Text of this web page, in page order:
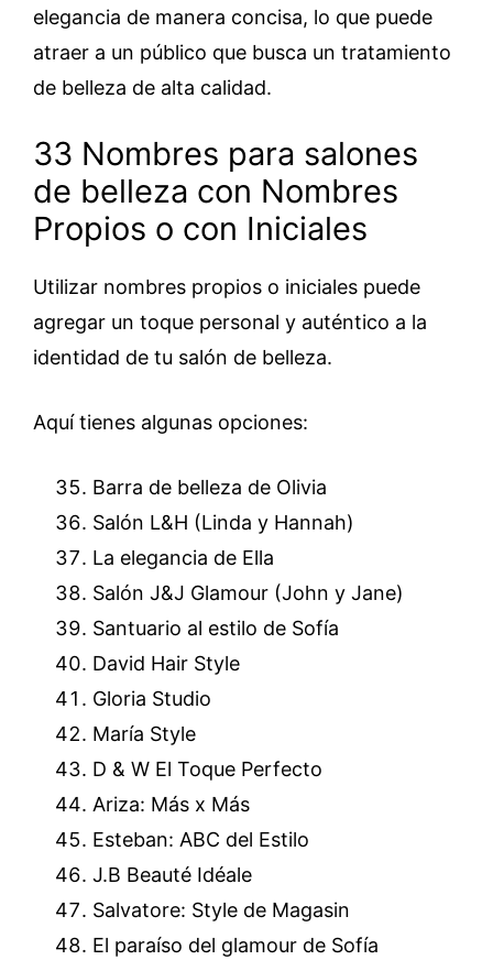
elegancia de manera concisa, lo que puede
atraer a un público que busca un tratamiento
de belleza de alta calidad.
33 Nombres para salones
de belleza con Nombres
Propios o con Iniciales
Utilizar nombres propios o iniciales puede
agregar un toque personal y auténtico a la
identidad de tu salón de belleza.
Aquí tienes algunas opciones:
Barra de belleza de Olivia
Salón L&H (Linda y Hannah)
La elegancia de Ella
Salón J&J Glamour (John y Jane)
Santuario al estilo de Sofía
David Hair Style
Gloria Studio
María Style
D & W El Toque Perfecto
Ariza: Más x Más
Esteban: ABC del Estilo
J.B Beauté Idéale
Salvatore: Style de Magasin
El paraíso del glamour de Sofía